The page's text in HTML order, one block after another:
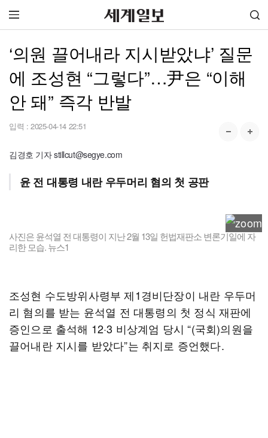
‘의원 끌어내라 지시받았냐’ 질문
에 조성현 “그렇다”…尹은 “이해
안 돼” 즉각 반발
입력 : 2025-04-14 22:51
김경호 기자 stillcut@segye.com
윤 전 대통령 내란 우두머리 혐의 첫 공판
사진은 윤석열 전 대통령이 지난 2월 13일 헌법재판소 변론기일에 자
리한 모습. 뉴스1
조성현 수도방위사령부 제1경비단장이 내란 우두머
리 혐의를 받는 윤석열 전 대통령의 첫 정식 재판에
증인으로 출석해 12·3 비상계엄 당시 “(국회)의원을
끌어내란 지시를 받았다”는 취지로 증언했다.